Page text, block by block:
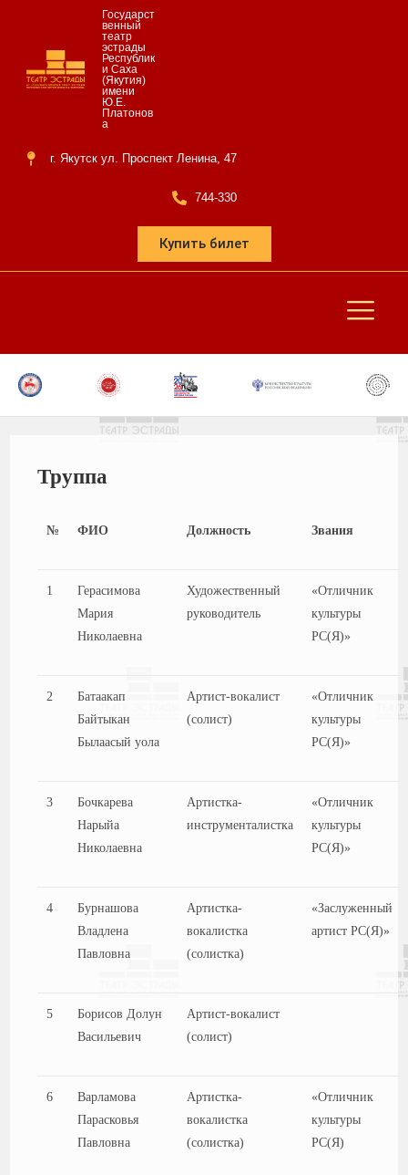
Государст
венный
театр
эстрады
Республик
и Саха
(Якутия)
имени
Ю.Е.
Платонов
а
г. Якутск ул. Проспект Ленина, 47
744-330
Купить билет
Труппа
№ ФИО Должность Звания
1
Герасимова
Мария
Николаевна
Художественный
руководитель
«Отличник
культуры
РС(Я)»
2
Батаакап
Байтыкан
Былаасый уола
Артист-вокалист
(солист)
«Отличник
культуры
РС(Я)»
3
Бочкарева
Нарыйа
Николаевна
Артистка-
инструменталистка
«Отличник
культуры
РС(Я)»
4
Бурнашова
Владлена
Павловна
Артистка-
вокалистка
(солистка)
«Заслуженный
артист РС(Я)»
5
Борисов Долун
Васильевич
Артист-вокалист
(солист)
6
Варламова
Парасковья
Павловна
Артистка-
вокалистка
(солистка)
«Отличник
культуры
РС(Я)